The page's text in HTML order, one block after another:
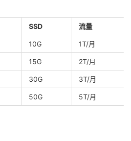
SSD 流量
10G 1T/月
15G 2T/月
30G 3T/月
50G 5T/月